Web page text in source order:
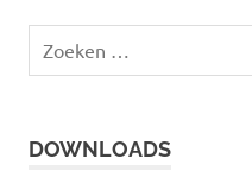
e
DOWNLOADS